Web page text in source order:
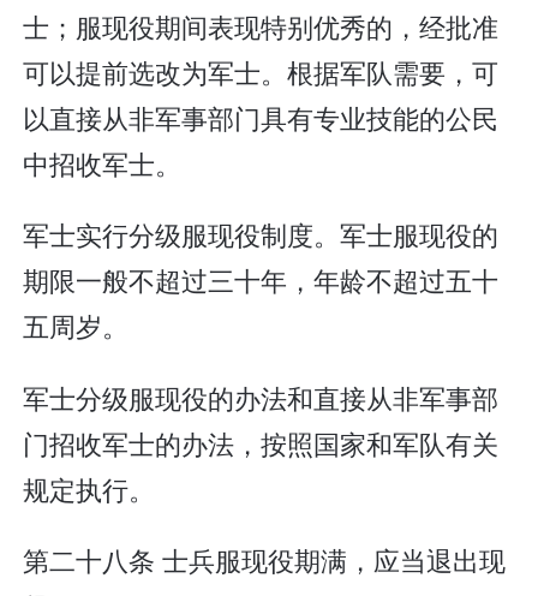
士；服现役期间表现特别优秀的，经批准
可以提前选改为军士。根据军队需要，可
以直接从非军事部门具有专业技能的公民
中招收军士。
军士实行分级服现役制度。军士服现役的
期限一般不超过三十年，年龄不超过五十
五周岁。
军士分级服现役的办法和直接从非军事部
门招收军士的办法，按照国家和军队有关
规定执行。
第二十八条 士兵服现役期满，应当退出现